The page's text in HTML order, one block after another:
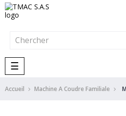
Basculer
la
navigation
☰
Accueil Machine A Coudre Familiale